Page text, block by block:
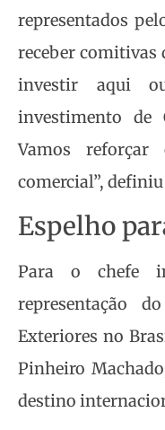
representados
receber comitivas
investir aqui
investimento de
Vamos
comercial”,
Espelho
Para o chefe
representação
Exteriores no
Pinheiro
destino